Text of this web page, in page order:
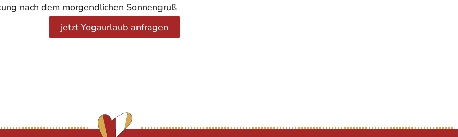
nach dem morgendlichen Sonnengruß
jetzt Yogaurlaub anfragen